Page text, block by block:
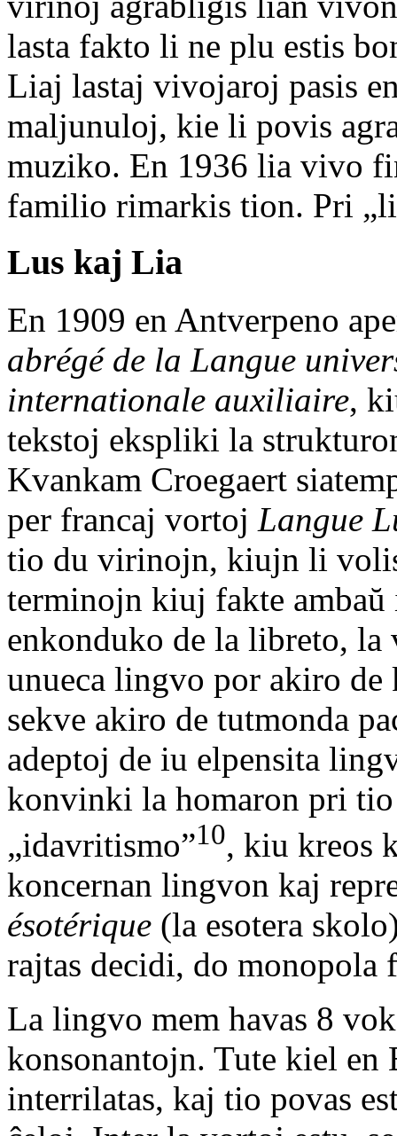
lasta fakto li ne plu estis
Liaj lastaj vivojaroj pasis
maljunuloj, kie li povis
muziko. En 1936 lia vivo
familio rimarkis tion. Pri
Lus kaj Lia
En 1909 en Antverpeno
abrégé de la Langue
internationale auxiliaire,
tekstoj ekspliki la
Kvankam Croegaert
per francaj vortoj Langue
tio du virinojn, kiujn li
terminojn kiuj fakte
enkonduko de la libreto, la
unueca lingvo por akiro
sekve akiro de tutmonda
adeptoj de iu elpensita
konvinki la homaron pri
„idavritismo”10, kiu kreos
koncernan lingvon kaj
ésotérique (la esotera
rajtas decidi, do monopola
La lingvo mem havas 8
konsonantojn. Tute kiel
interrilatas, kaj tio povas